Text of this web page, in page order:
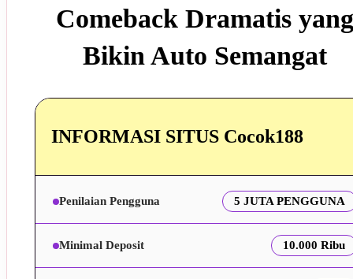
Comeback Dramatis yang
Bikin Auto Semangat
INFORMASI SITUS Cocok188
Penilaian Pengguna 5 JUTA PENGGUNA
Minimal Deposit 10.000 Ribu